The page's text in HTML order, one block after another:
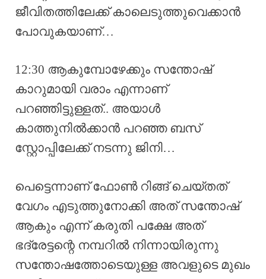
ജീവിതത്തിലേക്ക് കാലെടുത്തുവെക്കാൻ
പോവുകയാണ്…
12:30 ആകുമ്പോഴേക്കും സന്തോഷ്
കാറുമായി വരാം എന്നാണ്
പറഞ്ഞിട്ടുള്ളത്.. അയാൾ
കാത്തുനിൽക്കാൻ പറഞ്ഞ ബസ്
സ്റ്റോപ്പിലേക്ക് നടന്നു ജിനി…
പെട്ടെന്നാണ് ഫോൺ റിങ്ങ് ചെയ്തത്
വേഗം എടുത്തുനോക്കി അത് സന്തോഷ്
ആകും എന്ന് കരുതി പക്ഷേ അത്
ഭദ്രേട്ടന്റെ നമ്പറിൽ നിന്നായിരുന്നു
സന്തോഷത്തോടെയുള്ള അവളുടെ മുഖം